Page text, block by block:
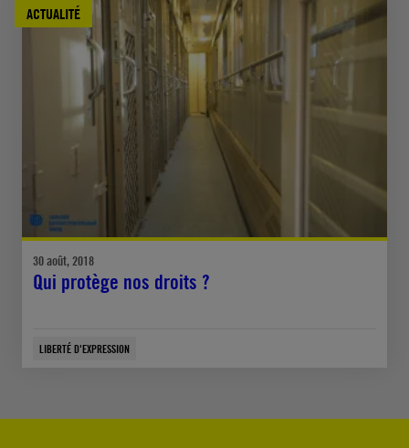
ACTUALITÉ
30 août, 2018
Qui protège nos droits ?
LIBERTÉ D'EXPRESSION